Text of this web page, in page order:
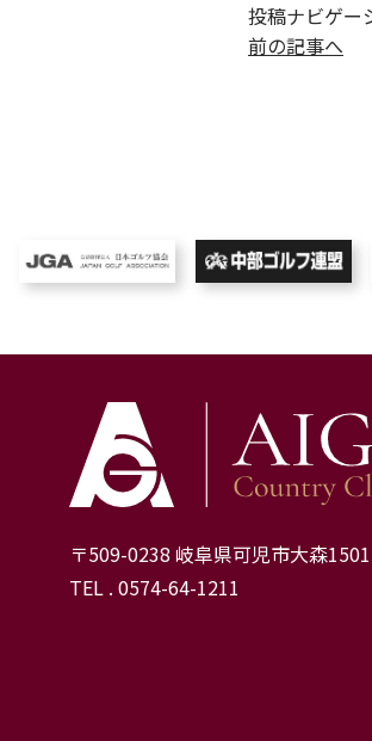
投稿ナビゲー
前の記事へ
〒509-0238 岐阜県可児市大森1501
TEL . 0574-64-1211